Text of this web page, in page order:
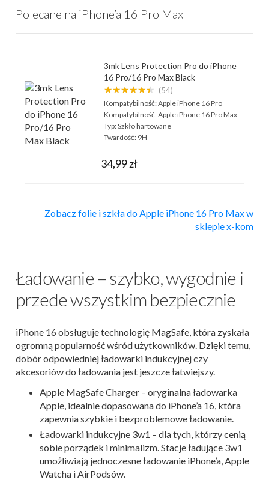
Polecane na iPhone’a 16 Pro Max
3mk Lens Protection Pro do iPhone
16 Pro/16 Pro Max Black
★★★★★★ (54)
Kompatybilność:Apple iPhone 16 Pro
Kompatybilność:Apple iPhone 16 Pro Max
Typ:Szkło hartowane
Twardość: 9H
34,99 zł
Zobacz folie i szkła do Apple iPhone 16 Pro Max w
sklepie x-kom
Ładowanie – szybko, wygodnie i
przede wszystkim bezpiecznie
iPhone 16 obsługuje technologię MagSafe, która zyskała
ogromną popularność wśród użytkowników. Dzięki temu,
dobór odpowiedniej ładowarki indukcyjnej czy
akcesoriów do ładowania jest jeszcze łatwiejszy.
Apple MagSafe Charger – oryginalna ładowarka
Apple, idealnie dopasowana do iPhone’a 16, która
zapewnia szybkie i bezproblemowe ładowanie.
Ładowarki indukcyjne 3w1 – dla tych, którzy cenią
sobie porządek i minimalizm. Stacje ładujące 3w1
umożliwiają jednoczesne ładowanie iPhone’a, Apple
Watcha i AirPodsów.